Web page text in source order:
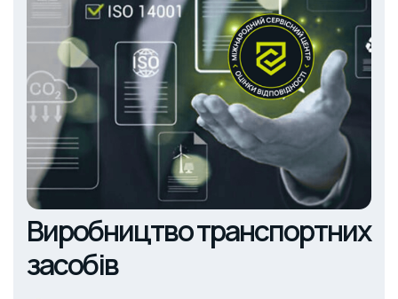
Виробництво транспортних
засобів